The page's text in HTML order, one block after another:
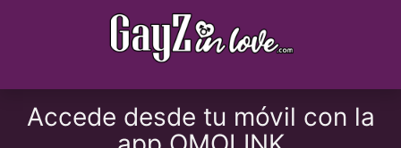
Accede desde tu móvil con la